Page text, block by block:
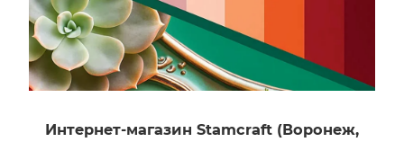
Интернет-магазин Stamcraft (Воронеж,